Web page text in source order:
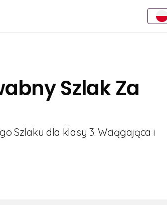
Szlak Za
Szlaku dla klasy 3. Wciągająca i